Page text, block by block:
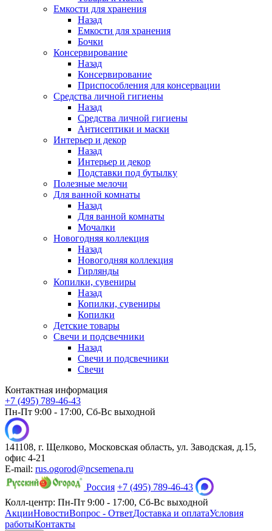
Емкости для хранения
Назад
Емкости для хранения
Бочки
Консервирование
Назад
Консервирование
Приспособления для консервации
Средства личной гигиены
Назад
Средства личной гигиены
Антисептики и маски
Интерьер и декор
Назад
Интерьер и декор
Подставки под бутылку
Полезные мелочи
Для ванной комнаты
Назад
Для ванной комнаты
Мочалки
Новогодняя коллекция
Назад
Новогодняя коллекция
Гирлянды
Копилки, сувениры
Назад
Копилки, сувениры
Копилки
Детские товары
Свечи и подсвечники
Назад
Свечи и подсвечники
Свечи
Контактная информация
+7 (495) 789-46-43
Пн-Пт 9:00 - 17:00, Сб-Вс выходной
141108, г. Щелково, Московская область, ул. Заводская, д.15,
офис 4-21
E-mail: rus.ogorod@ncsemena.ru
Россия +7 (495) 789-46-43
Колл-центр: Пн-Пт 9:00 - 17:00, Сб-Вс выходной
АкцииНовостиВопрос - ОтветДоставка и оплатаУсловия
работыКонтакты